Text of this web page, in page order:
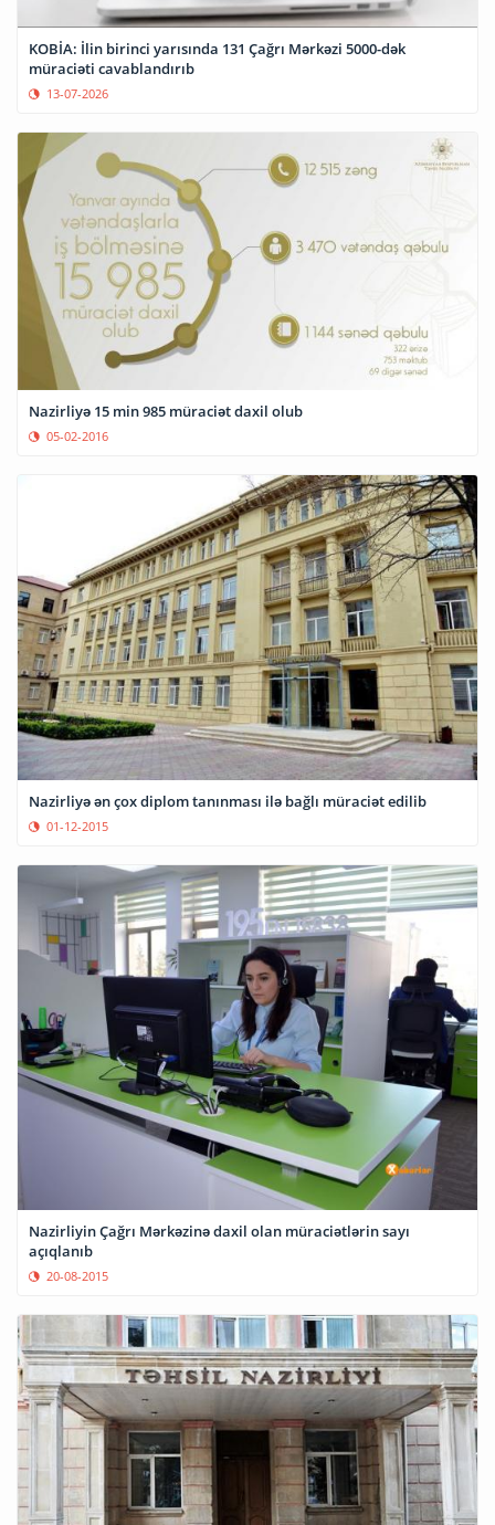
KOBİA: İlin birinci yarısında 131 Çağrı Mərkəzi 5000-dək
müraciəti cavablandırıb
13-07-2026
Nazirliyə 15 min 985 müraciət daxil olub
05-02-2016
Nazirliyə ən çox diplom tanınması ilə bağlı müraciət edilib
01-12-2015
Nazirliyin Çağrı Mərkəzinə daxil olan müraciətlərin sayı
açıqlanıb
20-08-2015